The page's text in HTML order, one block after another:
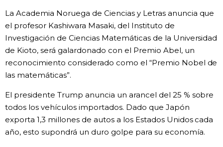
La Academia Noruega de Ciencias y Letras anuncia que
el profesor Kashiwara Masaki, del Instituto de
Investigación de Ciencias Matemáticas de la Universidad
de Kioto, será galardonado con el Premio Abel, un
reconocimiento considerado como el “Premio Nobel de
las matemáticas”.
El presidente Trump anuncia un arancel del 25 % sobre
todos los vehículos importados. Dado que Japón
exporta 1,3 millones de autos a los Estados Unidos cada
año, esto supondrá un duro golpe para su economía.